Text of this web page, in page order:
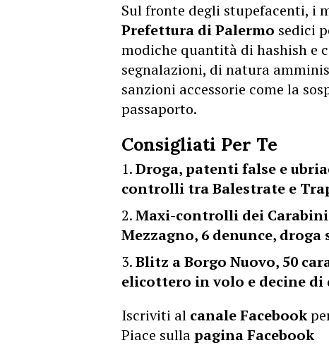
Sul fronte degli stupefacenti, i
Prefettura di Palermo sedici
modiche quantità di hashish e
segnalazioni, di natura
sanzioni accessorie come la
passaporto.
Consigliati Per Te
Droga, patenti false e
controlli tra Balestrate e
Maxi-controlli dei
Mezzagno, 6 denunce, droga
Blitz a Borgo Nuovo, 50
elicottero in volo e decine di
Iscriviti al canale Facebook
Piace sullapagina Facebook